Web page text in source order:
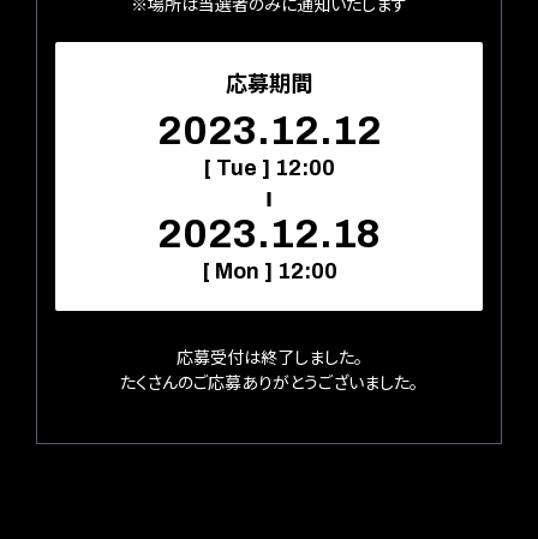
応募期間
2023.12.12
[ Tue ] 12:00
2023.12.18
[ Mon ] 12:00
応募受付は終了しました。
たくさんのご応募ありがとうございました。